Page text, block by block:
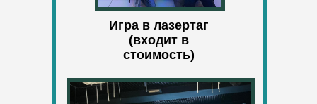
Игра в лазертаг
(входит в
стоимость)